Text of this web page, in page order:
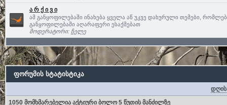
ა რ ქ ი ვ ი
ამ განყოფილებაში ინახება ყველა აწ უკვე დახურული თემები,
განყოფილებაში აღარაფერი ესაქმებათ
მოდერატორი: ჩელე
ფორუმის სტატისტიკა
დღის
1050 მომხმარებელია აქტიური ბოლო 5 წუთის მანძილზე